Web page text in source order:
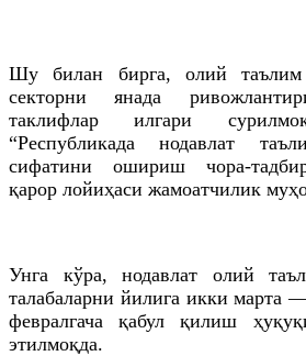
Шу билан бирга, олий таълим
секторни янада
таклифлар илгари
“Республикада нодавлат
сифатини ошириш чора-
қарор лойиҳаси жамоатчилик
Унга кўра, нодавлат олий
талабаларни йилига икки марта
февралгача қабул қилиш
этилмоқда.